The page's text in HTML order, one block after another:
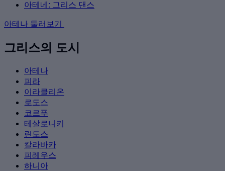
아테네: 그리스 댄스
아테나 둘러보기
그리스의 도시
아테나
피라
이라클리온
로도스
코르푸
테살로니키
린도스
칼라바카
피레우스
하니아